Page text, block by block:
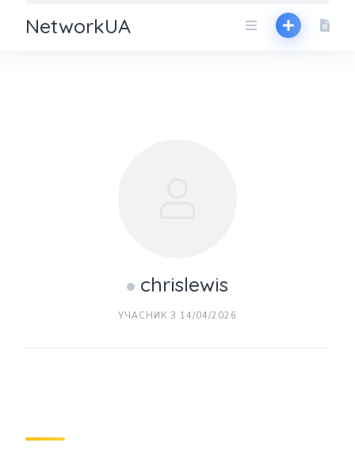
NetworkUA
chrislewis
УЧАСНИК З 14/04/2026